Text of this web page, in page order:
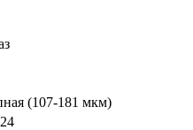
(107-181 мкм)